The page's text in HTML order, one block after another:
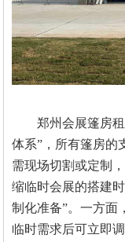
郑州会展篷房
体系” ， 所有篷房的
需现场切割或定制
缩临时会展的搭建
制化准备”。一方面
临时需求后可立即